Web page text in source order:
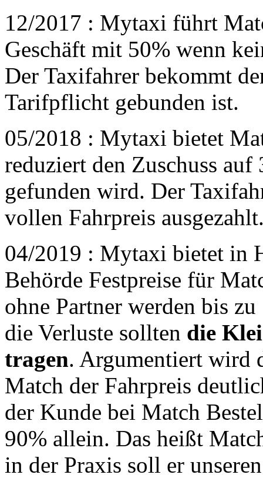
12/2017 : Mytaxi führt
Geschäft mit 50% wenn
Der Taxifahrer bekommt
Tarifpflicht gebunden ist.
05/2018 : Mytaxi bietet
reduziert den Zuschuss
gefunden wird. Der
vollen Fahrpreis
04/2019 : Mytaxi bietet in
Behörde Festpreise für
ohne Partner werden bis
die Verluste sollten die
tragen. Argumentiert wird
Match der Fahrpreis
der Kunde bei Match
90% allein. Das heißt
in der Praxis soll er